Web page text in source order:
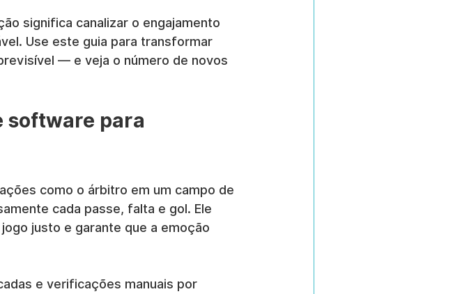
significa canalizar o engajamento
Use este guia para transformar
— e veja o número de novos
software para
como o árbitro em um campo de
cada passe, falta e gol. Ele
justo e garante que a emoção
e verificações manuais por